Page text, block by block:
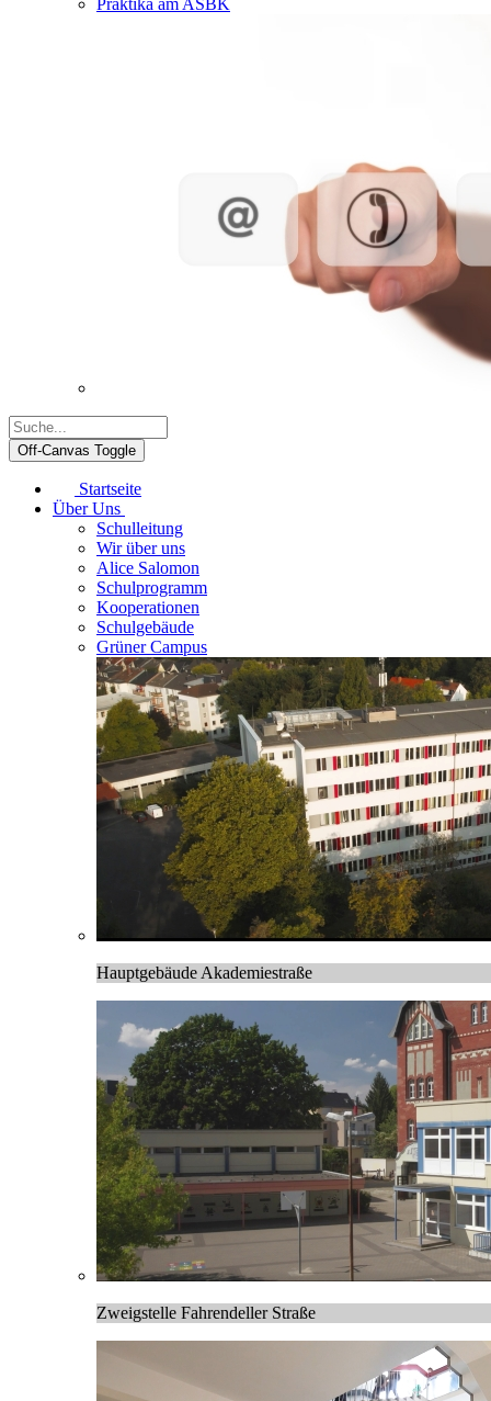
Praktika am ASBK
Off-Canvas Toggle
Startseite
Über Uns
Schulleitung
Wir über uns
Alice Salomon
Schulprogramm
Kooperationen
Schulgebäude
Grüner Campus
Hauptgebäude Akademiestraße
Zweigstelle Fahrendeller Straße